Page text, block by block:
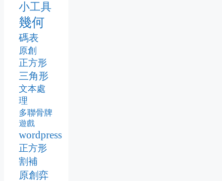
小工具
幾何
碼表
原創
正方形
三角形
文本處
理
多聯骨牌
遊戲
wordpress
正方形
割補
原創弈